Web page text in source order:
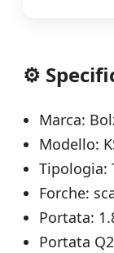
⚙️
Marca:
Modello:
Tipologia:
Forche:
Portata:
Portata